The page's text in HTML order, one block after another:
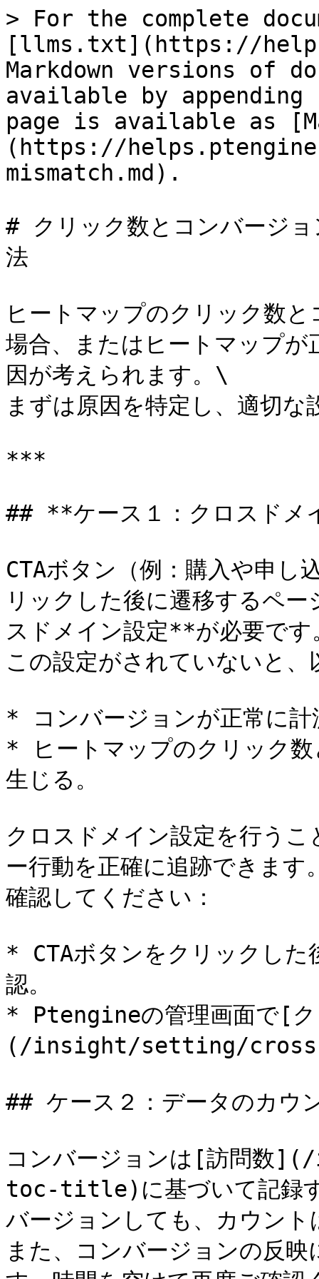
> For the complete
[llms.txt](https://
Markdown versions of
available by
page is available as
(https://
mismatch.md).
# クリック数とコンバージ
法
ヒートマップのクリック数
場合、またはヒートマップが
因が考えられます。\
まずは原因を特定し、適切な
***
## **ケース１：クロスドメ
CTAボタン（例：購入や申し
リックした後に遷移するペ
スドメイン設定**が必要で
この設定がされていないと
* コンバージョンが正常に計
* ヒートマップのクリック
生じる。
クロスドメイン設定を行う
ー行動を正確に追跡できます
確認してください：
* CTAボタンをクリックした
認。
* Ptengineの管理画面で[ク
(/insight/setting/cross-
## ケース２：データのカウ
コンバージョンは[訪問
toc-title)に基づいて記録す
バージョンしても、カウン
また、コンバージョンの反